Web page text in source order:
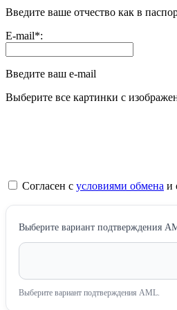
Введите ваше отчество как в
E-mail*:
Введите ваш e-mail
Выберите все картинки с
Согласен с условиями обмена и
Выберите вариант подтверждения
Выберите вариант подтверждения AML.